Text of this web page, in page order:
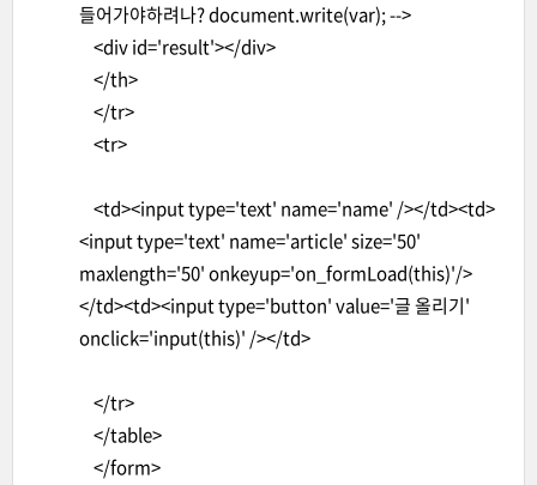
들어가야하려나? document.write(var); -->
<div id='result'></div>
</th>
</tr>
<tr>
<td><input type='text' name='name' /></td><td>
<input type='text' name='article' size='50'
maxlength='50' onkeyup='on_formLoad(this)'/>
</td><td><input type='button' value='글 올리기'
onclick='input(this)' /></td>
</tr>
</table>
</form>